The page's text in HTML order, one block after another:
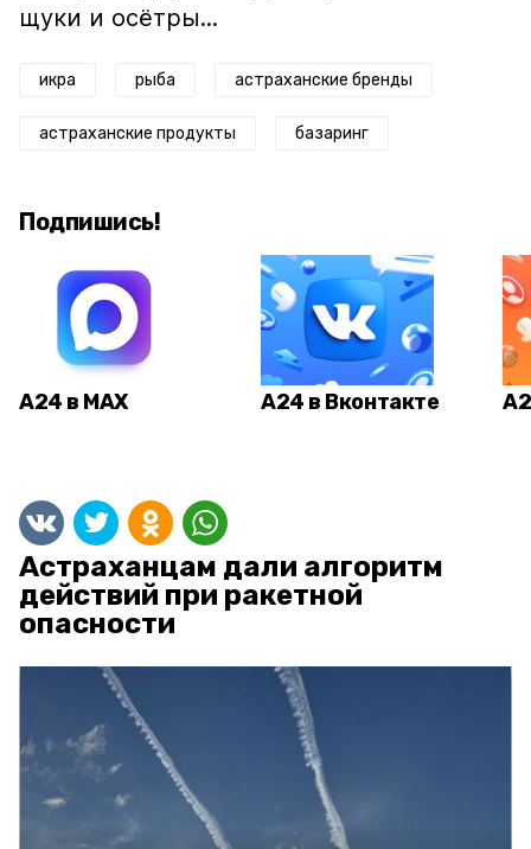
щуки и осётры...
икра рыба астраханские бренды
астраханские продукты базаринг
Подпишись!
А24 в MAX А24 в Вконтакте
Астраханцам дали алгоритм
действий при ракетной
опасности